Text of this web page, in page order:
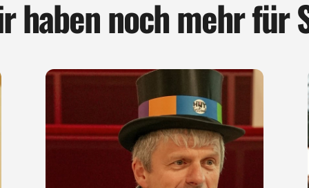
haben noch mehr für